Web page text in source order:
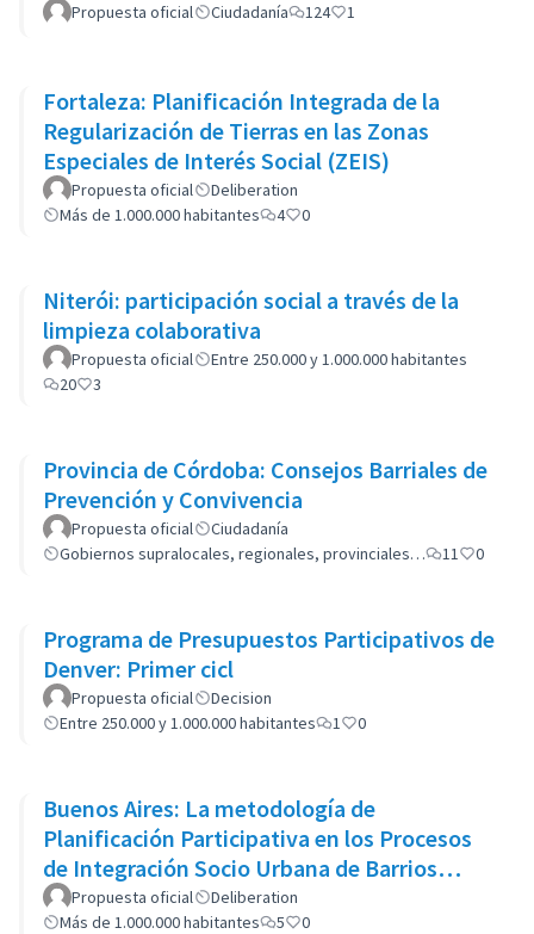
Propuesta oficial Ciudadanía 124 1
Fortaleza: Planificación Integrada de la
Regularización de Tierras en las Zonas
Especiales de Interés Social (ZEIS)
Propuesta oficial
Deliberation
Más de 1.000.000 habitantes
4 0
Niterói: participación social a través de la
limpieza colaborativa
Propuesta oficial
Entre 250.000 y 1.000.000 habitantes
20
3
Provincia de Córdoba: Consejos Barriales de
Prevención y Convivencia
Propuesta oficial
Ciudadanía
Gobiernos supralocales, regionales, provinciales…
11 0
Programa de Presupuestos Participativos de
Denver: Primer cicl
Propuesta oficial
Decision
Entre 250.000 y 1.000.000 habitantes
1 0
Buenos Aires: La metodología de
Planificación Participativa en los Procesos
de Integración Socio Urbana de Barrios
Populares: el caso del Barrio 20
Propuesta oficial
Deliberation
Más de 1.000.000 habitantes
5 0